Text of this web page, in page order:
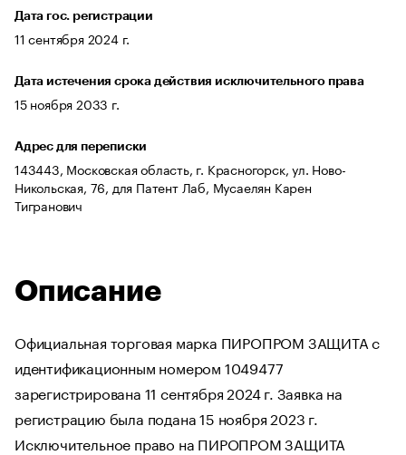
Дата гос. регистрации
11 сентября 2024 г.
Дата истечения срока действия исключительного права
15 ноября 2033 г.
Адрес для переписки
143443, Московская область, г. Красногорск, ул. Ново-
Никольская, 76, для Патент Лаб, Мусаелян Карен
Тигранович
Описание
Официальная торговая марка ПИРОПРОМ ЗАЩИТА с
идентификационным номером 1049477
зарегистрирована 11 сентября 2024 г. Заявка на
регистрацию была подана 15 ноября 2023 г.
Исключительное право на ПИРОПРОМ ЗАЩИТА